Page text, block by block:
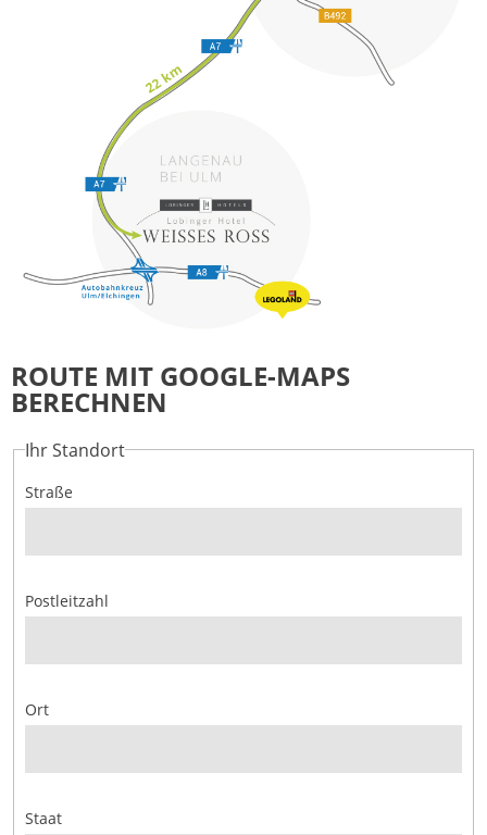
ROUTE MIT GOOGLE-MAPS
BERECHNEN
Ihr Standort
Straße
Postleitzahl
Ort
Staat